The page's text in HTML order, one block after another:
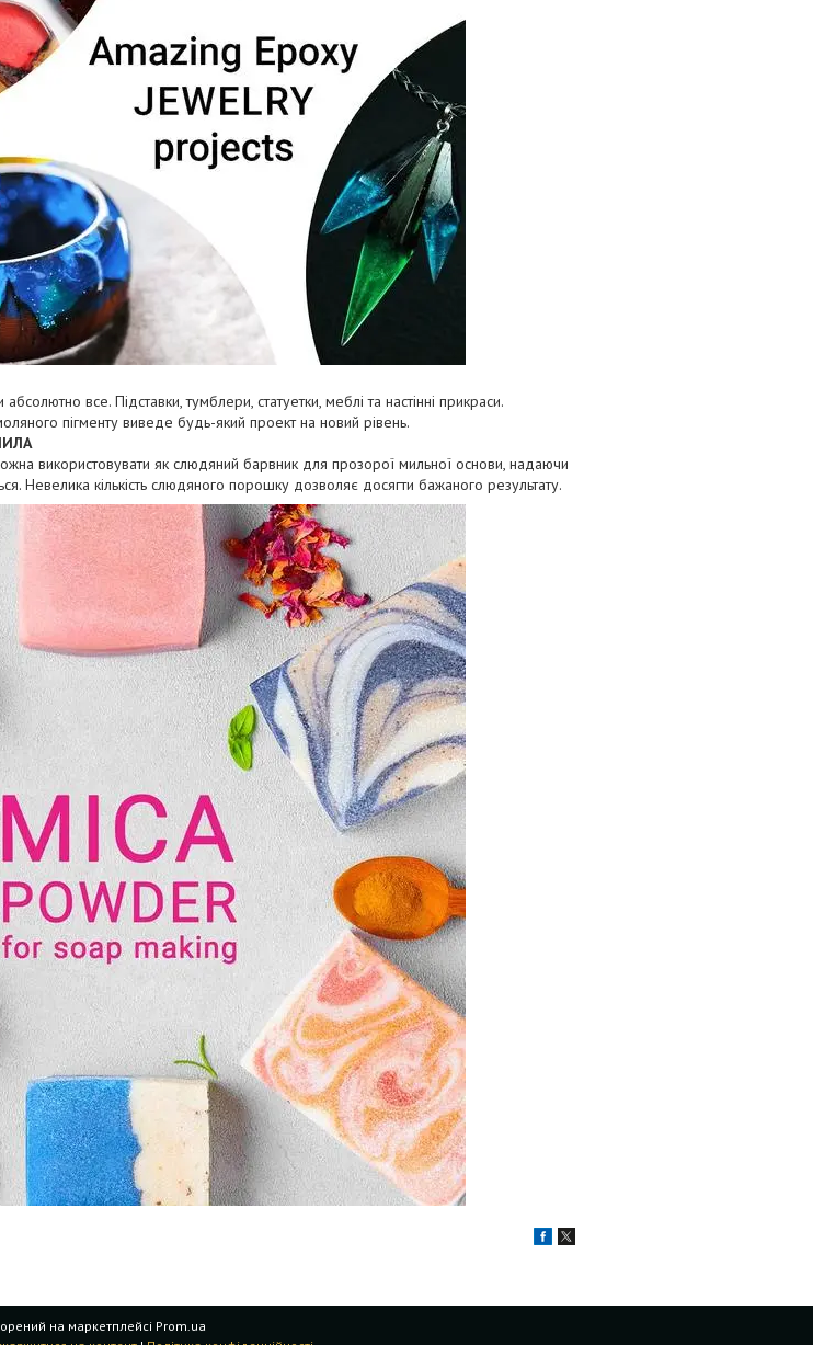
все. Підставки, тумблери, статуетки, меблі та настінні прикраси.
пігменту виведе будь-який проект на новий рівень.
використовувати як слюдяний барвник для прозорої мильної основи, надаючи
Невелика кількість слюдяного порошку дозволяє досягти бажаного результату.
на маркетплейсі Prom.ua